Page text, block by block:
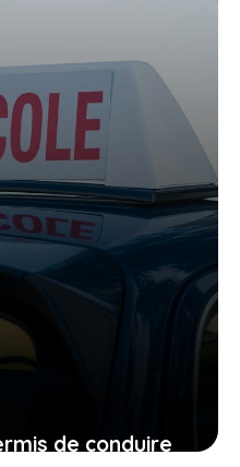
ne soit trop tard
de conduire